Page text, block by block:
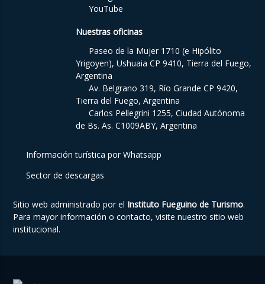
YouTube
Nuestras oficinas
Paseo de la Mujer 1710 (e Hipólito
Yrigoyen), Ushuaia CP 9410, Tierra del Fuego,
Argentina
Av. Belgrano 319, Río Grande CP 9420,
Tierra del Fuego, Argentina
Carlos Pellegrini 1255, Ciudad Autónoma
de Bs. As. C1009ABY, Argentina
Información turística por Whatsapp
Sector de descargas
Sitio web administrado por el Instituto Fueguino de Turismo.
Para mayor información o contacto, visite nuestrositio web
institucional.